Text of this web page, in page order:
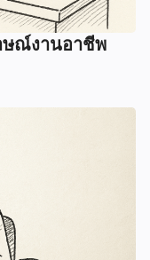
ษณ์งานอาชีพ